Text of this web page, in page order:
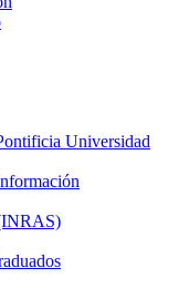
Universidad